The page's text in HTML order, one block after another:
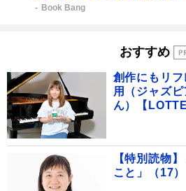
Book Bang
おすすめ
創作にもリ
用（ジャズ
ん）【
【特別読物
こと」（17